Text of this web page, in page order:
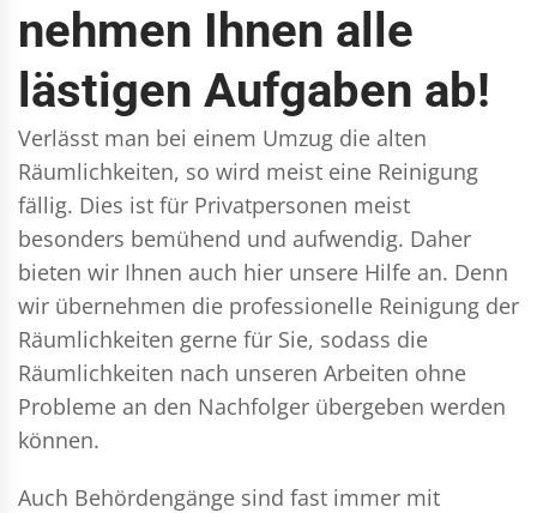
nehmen Ihnen alle
lästigen Aufgaben ab!
Verlässt man bei einem Umzug die alten
Räumlichkeiten, so wird meist eine Reinigung
fällig. Dies ist für Privatpersonen meist
besonders bemühend und aufwendig. Daher
bieten wir Ihnen auch hier unsere Hilfe an. Denn
wir übernehmen die professionelle Reinigung der
Räumlichkeiten gerne für Sie, sodass die
Räumlichkeiten nach unseren Arbeiten ohne
Probleme an den Nachfolger übergeben werden
können.
Auch Behördengänge sind fast immer mit